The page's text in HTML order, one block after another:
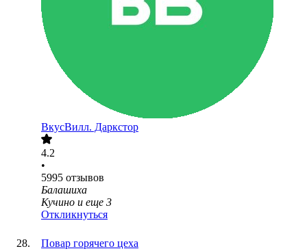
ВкусВилл. Даркстор
4.2
•
5995 отзывов
Балашиха
Кучино и еще 3
Откликнуться
Повар горячего цеха